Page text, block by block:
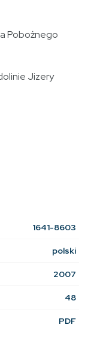
Pobożnego
Jizery
1641-8603
polski
2007
48
PDF